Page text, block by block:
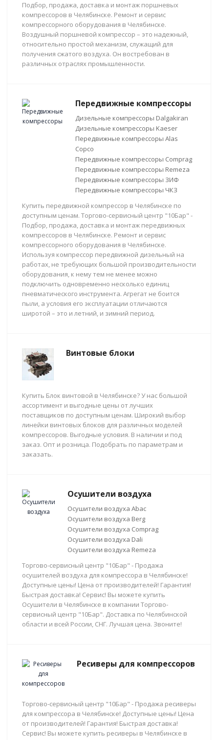
Подбор, продажа, доставка и монтаж поршневых
компрессоров в Челябинске. Ремонт и сервис
компрессорного оборудования в Челябинске.
Воздушный поршневой компрессор – это надежный,
относительно простой механизм, служащий для
получения сжатого воздуха. Он востребован в
различных отраслях промышленности.
Передвижные компрессоры
Дизельные компрессоры Dalgakiran
Дизельные компрессоры Kaeser
Передвижные компрессоры Alas
Copco
Передвижные компрессоры Comprag
Передвижные компрессоры Remeza
Передвижные компрессоры ЗИФ
Передвижные компрессоры ЧКЗ
Купить передвижной компрессор в Челябинске по
доступным ценам. Торгово-сервисный центр "10Бар" -
Подбор, продажа, доставка и монтаж передвижных
компрессоров в Челябинске. Ремонт и сервис
компрессорного оборудования в Челябинске.
Используя компрессор передвижной дизельный на
работах, не требующих большой производительности
оборудования, к нему тем не менее можно
подключить одновременно несколько единиц
пневматического инструмента. Агрегат не боится
пыли, а условия его эксплуатации отличаются
широтой – это и летний, и зимний период.
Винтовые блоки
Купить Блок винтовой в Челябинске? У нас большой
ассортимент и выгодные цены от лучших
поставщиков по доступным ценам. Широкий выбор
линейки винтовых блоков для различных моделей
компрессоров. Выгодные условия. В наличии и под
заказ. Опт и розница. Подобрать по параметрам и
заказать.
Осушители воздуха
Осушители воздуха Abac
Осушители воздуха Berg
Осушители воздуха Comprag
Осушители воздуха Dali
Осушители воздуха Remeza
Торгово-сервисный центр "10Бар" - Продажа
осушителей воздуха для компрессора в Челябинске!
Доступные цены! Цена от производителей! Гарантия!
Быстрая доставка! Сервис! Вы можете купить
Осушители в Челябинске в компании Торгово-
сервисный центр "10Бар". Доставка по Челябинской
области и всей России, СНГ. Лучшая цена. Звоните!
Ресиверы для компрессоров
Торгово-сервисный центр "10Бар" - Продажа ресиверы
для компрессора в Челябинске! Доступные цены! Цена
от производителей! Гарантия! Быстрая доставка!
Сервис! Вы можете купить ресиверы в Челябинске в